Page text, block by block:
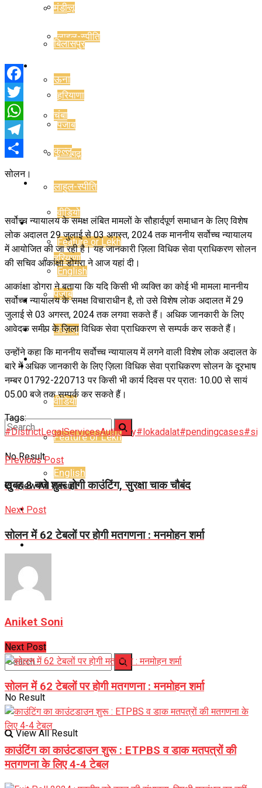
कुल्लू
लाहुल-स्पीति
हरियाणा
पंजाब
चंडीगढ़
राजनीति
वीडियो
Feature or Lekh
English
E-Paper
Career
Jyotish Bhagya
No Result
View All Result
मंडी
बिलासपुर
ऊना
चंबा
कुल्लू
लाहुल-स्पीति
राज्य
हरियाणा
पंजाब
चंडीगढ़
राजनीति
वीडियो
Feature or Lekh
English
E-Paper
Jyotish Bhagya
No Result
View All Result
Facebook
Twitter
WhatsApp
Telegram
Share
सोलन।
सर्वोच्च न्यायालय के समक्ष लंबित मामलों के सौहार्दपूर्ण समाधान के लिए विशेष
लोक अदालत 29 जुलाई से 03 अगस्त, 2024 तक माननीय सर्वोच्च न्यायालय
में आयोजित की जा रही है। यह जानकारी ज़िला विधिक सेवा प्राधिकरण सोलन
की सचिव आकांक्षा डोगरा ने आज यहां दी।
आकांक्षा डोगरा ने बताया कि यदि किसी भी व्यक्ति का कोई भी मामला माननीय
सर्वोच्च न्यायालय के समक्ष विचाराधीन है, तो उसे विशेष लोक अदालत में 29
जुलाई से 03 अगस्त, 2024 तक लगवा सकते हैं। अधिक जानकारी के लिए
आवेदक समीप के ज़िला विधिक सेवा प्राधिकरण से सम्पर्क कर सकते हैं।
उन्होंने कहा कि माननीय सर्वोच्च न्यायालय में लगने वाली विशेष लोक अदालत के
बारे में अधिक जानकारी के लिए ज़िला विधिक सेवा प्राधिकरण सोलन के दूरभाष
नम्बर 01792-220713 पर किसी भी कार्य दिवस पर प्रातः 10.00 से सायं
05.00 बजे तक सम्पर्क कर सकते हैं।
Tags:
#DistrictLegalServicesAuthority#lokadalat#pendingcases
Previous Post
सुबह 8 बजे शुरू होगी काउंटिंग, सुरक्षा चाक चौबंद
Next Post
सोलन में 62 टेबलों पर होगी मतगणना : मनमोहन शर्मा
Aniket Soni
Next Post
सोलन में 62 टेबलों पर होगी मतगणना : मनमोहन शर्मा
काउंटिंग का काउंटडाउन शुरू : ETPBS व डाक मतपत्रों की
मतगणना के लिए 4-4 टेबल